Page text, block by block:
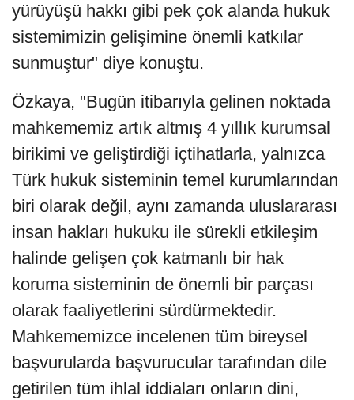
yürüyüşü hakkı gibi pek çok alanda hukuk
sistemimizin gelişimine önemli katkılar
sunmuştur" diye konuştu.
Özkaya, "Bugün itibarıyla gelinen noktada
mahkememiz artık altmış 4 yıllık kurumsal
birikimi ve geliştirdiği içtihatlarla, yalnızca
Türk hukuk sisteminin temel kurumlarından
biri olarak değil, aynı zamanda uluslararası
insan hakları hukuku ile sürekli etkileşim
halinde gelişen çok katmanlı bir hak
koruma sisteminin de önemli bir parçası
olarak faaliyetlerini sürdürmektedir.
Mahkememizce incelenen tüm bireysel
başvurularda başvurucular tarafından dile
getirilen tüm ihlal iddiaları onların dini,